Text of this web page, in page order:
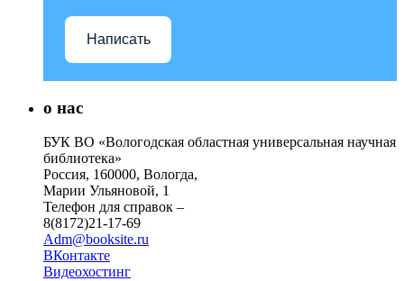
Написать
о нас
БУК ВО «Вологодская областная универсальная научная
библиотека»
Россия, 160000, Вологда,
Марии Ульяновой, 1
Телефон для справок –
8(8172)21-17-69
Adm@booksite.ru
ВКонтакте
Видеохостинг